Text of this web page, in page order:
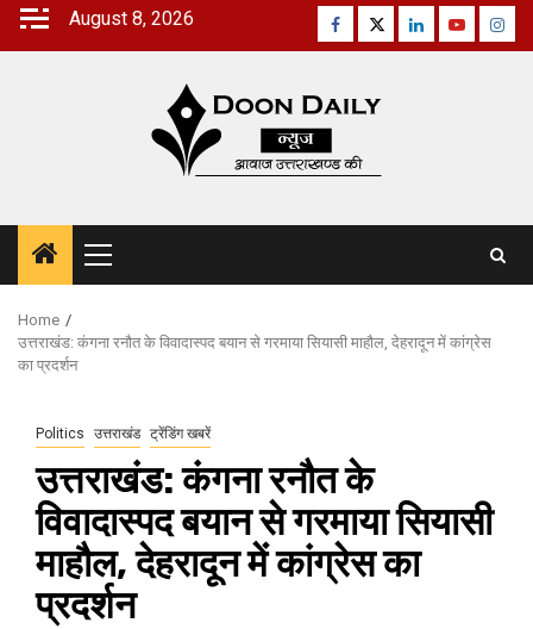
Skip
August 8, 2026 Facebook
TwitterLinkedinYoutube
Primary
Menu
Home
उत्तराखंड: कंगना रनौत के विवादास्पद बयान से गरमाया सियासी माहौल, देहरादून में कांग्रेस
का प्रदर्शन
Politics उत्तराखंड ट्रेंडिंग खबरें
उत्तराखंड: कंगना रनौत के
विवादास्पद बयान से गरमाया सियासी
माहौल, देहरादून में कांग्रेस का
प्रदर्शन